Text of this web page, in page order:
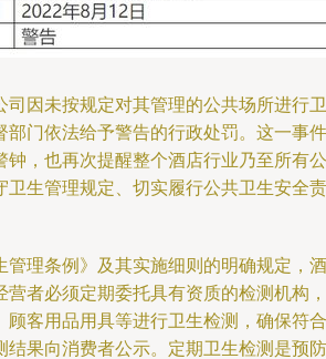
司因未按规定对其管理的公共场所进行卫
部门依法给予警告的行政处罚。这一事件
钟，也再次提醒整个酒店行业乃至所有公
卫生管理规定、切实履行公共卫生安全责
管理条例》及其实施细则的明确规定，酒
营者必须定期委托具有资质的检测机构，
顾客用品用具等进行卫生检测，确保符合
结果向消费者公示。定期卫生检测是预防